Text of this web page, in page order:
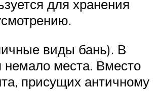
для хранения
виды бань). В
немало места. Вместо
присущих античному